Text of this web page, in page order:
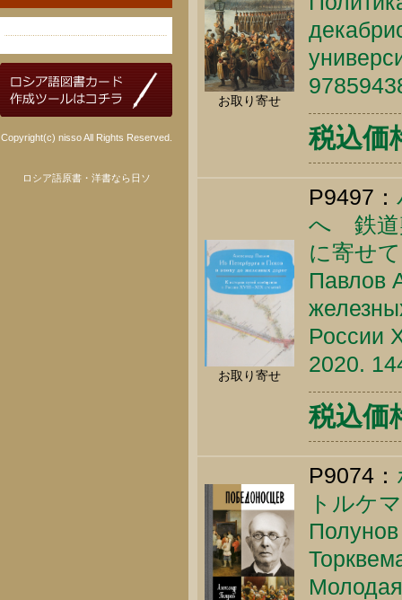
Copyright(c) nisso All Rights Reserved.
ロシア語原書・洋書なら日ソ
お取り寄せ
税込価
お取り寄せ
P9497：
へ 鉄道
に寄せ
Павлов
России
2020.
税込
P9074：
トルケ